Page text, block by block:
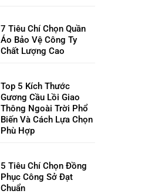
7 Tiêu Chí Chọn Quần
Áo Bảo Vệ Công Ty
Chất Lượng Cao
Top 5 Kích Thước
Gương Cầu Lồi Giao
Thông Ngoài Trời Phổ
Biến Và Cách Lựa Chọn
Phù Hợp
5 Tiêu Chí Chọn Đồng
Phục Công Sở Đạt
Chuẩn